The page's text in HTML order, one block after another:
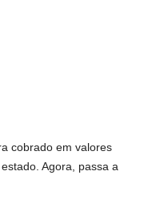
cobrado em valores
Agora, passa a